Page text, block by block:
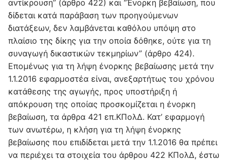
αντίκρουση” (άρθρο 422) και “Ένορκη βεβαίωση, που
δίδεται κατά παράβαση των προηγούμενων
διατάξεων, δεν λαμβάνεται καθόλου υπόψη στο
πλαίσιο της δίκης για την οποία δόθηκε, ούτε για τη
συναγωγή δικαστικών τεκμηρίων” (άρθρο 424).
Επομένως για τη λήψη ένορκης βεβαίωσης μετά την
1.1.2016 εφαρμοστέα είναι, ανεξαρτήτως του χρόνου
κατάθεσης της αγωγής, προς υποστήριξη ή
απόκρουση της οποίας προσκομίζεται η ένορκη
βεβαίωση, τα άρθρα 421 επ.ΚΠολΔ. Κατ’ εφαρμογή
των ανωτέρω, η κλήση για τη λήψη ένορκης
βεβαίωσης που επιδίδεται μετά την 1.1.2016 θα πρέπει
να περιέχει τα στοιχεία του άρθρου 422 ΚΠολΔ, έστω